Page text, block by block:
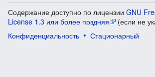
Содержание доступно по лицензии GNU
License 1.3 или более поздняя
(если не
Конфиденциальность
Стационарный